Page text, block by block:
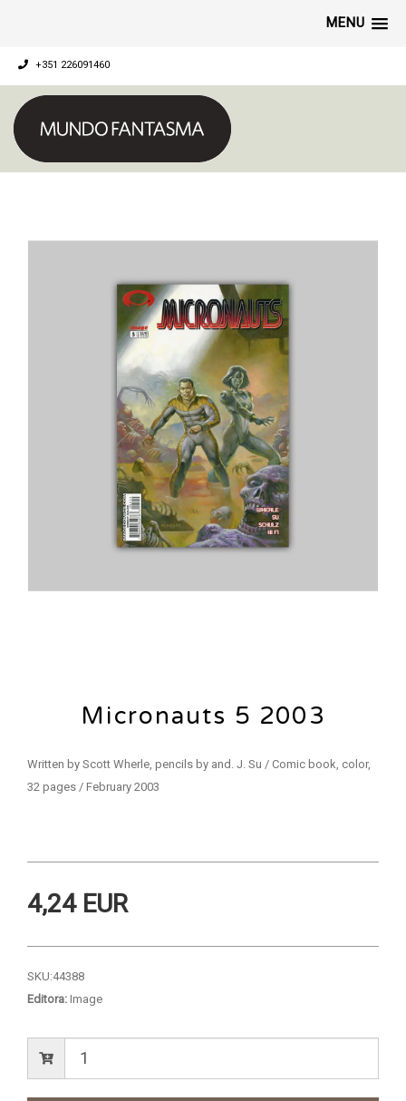
MENU
+351 226091460
Micronauts 5 2003
Written by Scott Wherle, pencils by and. J. Su / Comic book, color,
32 pages / February 2003
4,24 EUR
SKU:44388
Editora: Image